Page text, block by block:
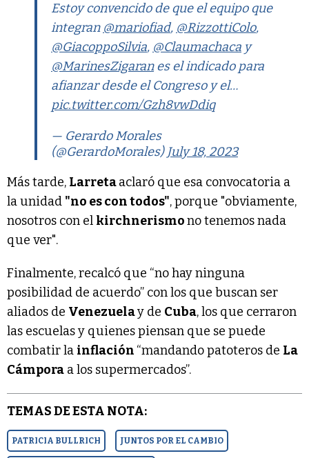
Estoy convencido de que el equipo que
integran @mariofiad, @RizzottiColo,
@GiacoppoSilvia, @Claumachaca y
@MarinesZigaranes el indicado para
afianzar desde el Congreso y el…
pic.twitter.com/Gzh8vwDdiq
— Gerardo Morales
(@GerardoMorales) July 18, 2023
Más tarde, Larretaaclaró que esa convocatoria a
la unidad "no es con todos", porque "obviamente,
nosotros con el kirchnerismono tenemos nada
que ver".
Finalmente, recalcó que “no hay ninguna
posibilidad de acuerdo” con los que buscan ser
aliados de Venezuelay de Cuba, los que cerraron
las escuelas y quienes piensan que se puede
combatir la inflación “mandando patoteros de La
Cámpora a los supermercados”.
TEMAS DE ESTA NOTA:
PATRICIA BULLRICH JUNTOS POR EL CAMBIO